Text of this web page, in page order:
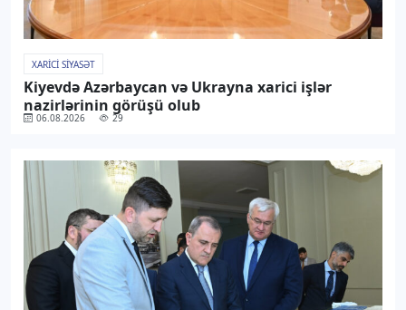
XARICI SIYASƏT
Kiyevdə Azərbaycan və Ukrayna xarici işlər
nazirlərinin görüşü olub
06.08.2026 29